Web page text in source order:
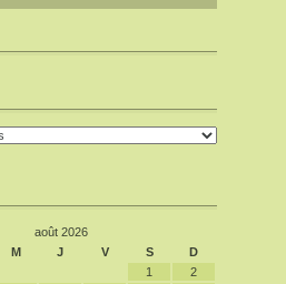
août 2026
M J V S D
1
2